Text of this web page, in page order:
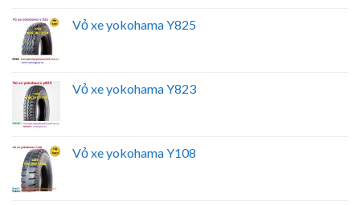
Vỏ xe yokohama Y825
Vỏ xe yokohama Y823
Vỏ xe yokohama Y108